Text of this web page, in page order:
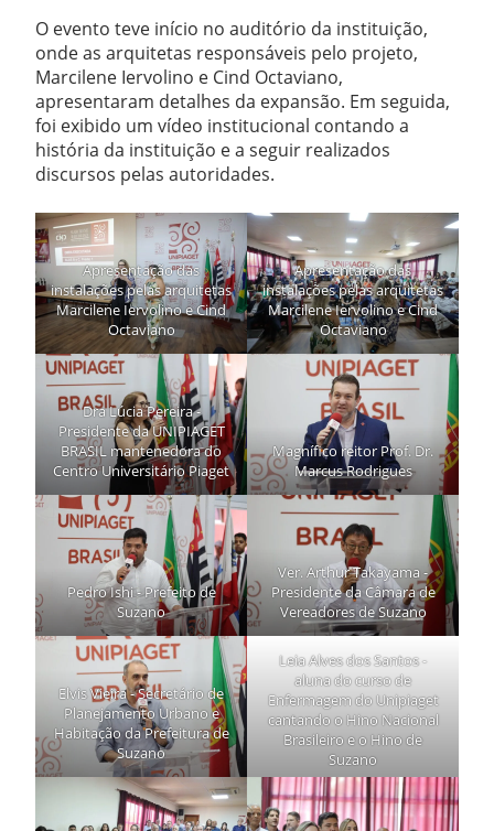
O evento teve início no auditório da instituição,
onde as arquitetas responsáveis pelo projeto,
Marcilene Iervolino e Cind Octaviano,
apresentaram detalhes da expansão. Em seguida,
foi exibido um vídeo institucional contando a
história da instituição e a seguir realizados
discursos pelas autoridades.
Apresentação das
instalações pelas arquitetas
Marcilene Iervolino e Cind
Octaviano
Apresentação das
instalações pelas arquitetas
Marcilene Iervolino e Cind
Octaviano
Dra Lúcia Pereira -
Presidente da UNIPIAGET
BRASIL mantenedora do
Centro Universitário Piaget
Magnífico reitor Prof. Dr.
Marcus Rodrigues
Pedro Ishi - Prefeito de
Suzano
Ver. Arthur Takayama -
Presidente da Câmara de
Vereadores de Suzano
Elvis Vieira - Secretário de
Planejamento Urbano e
Habitação da Prefeitura de
Suzano
Leia Alves dos Santos -
aluna do curso de
Enfermagem do Unipiaget
cantando o Hino Nacional
Brasileiro e o Hino de
Suzano